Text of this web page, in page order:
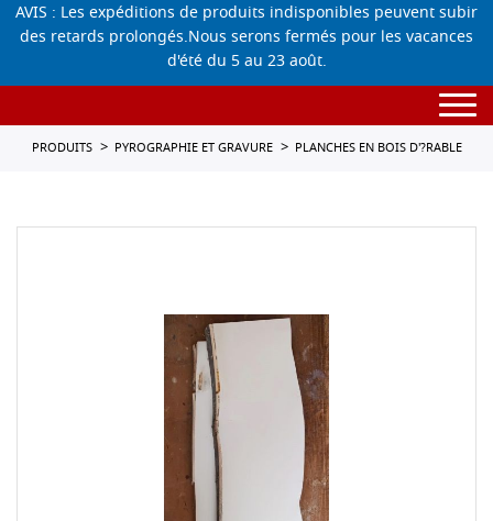
AVIS : Les expéditions de produits indisponibles peuvent subir
des retards prolongés.Nous serons fermés pour les vacances
d'été du 5 au 23 août.
PRODUITS PYROGRAPHIE ET GRAVURE PLANCHES EN BOIS D'?RABLE